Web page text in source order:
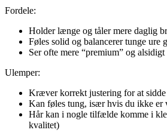
Fordele:
Holder længe og tåler mere daglig
Føles solid og balancerer tunge ure
Ser ofte mere “premium” og
Ulemper:
Kræver korrekt justering for at
Kan føles tung, især hvis du ikke er
Hår kan i nogle tilfælde komme i
kvalitet)